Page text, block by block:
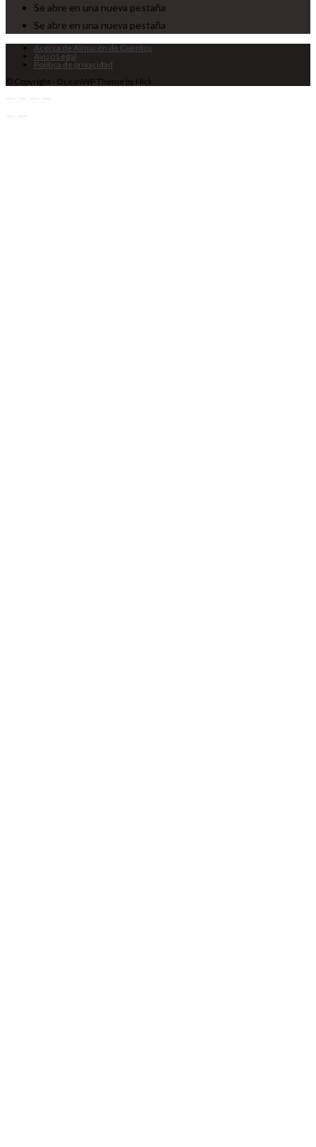
Se abre en una nueva pestaña
Se abre en una nueva pestaña
Acerca de Almacén de Cuentos
Aviso Legal
Política de privacidad
© Copyright - OceanWP Theme by Nick